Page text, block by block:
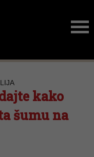
kako
šumu na